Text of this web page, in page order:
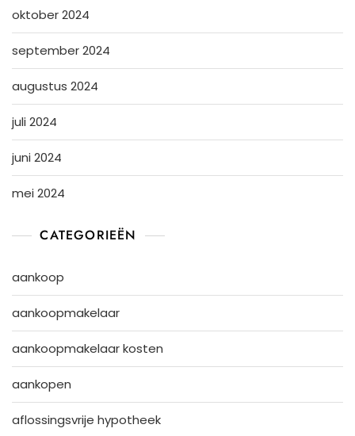
oktober 2024
september 2024
augustus 2024
juli 2024
juni 2024
mei 2024
CATEGORIEËN
aankoop
aankoopmakelaar
aankoopmakelaar kosten
aankopen
aflossingsvrije hypotheek